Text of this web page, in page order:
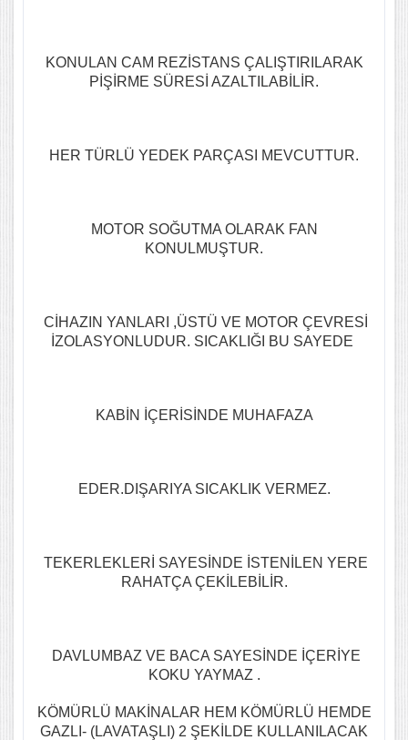
KONULAN CAM REZİSTANS ÇALIŞTIRILARAK
PİŞİRME SÜRESİ AZALTILABİLİR.
HER TÜRLÜ YEDEK PARÇASI MEVCUTTUR.
MOTOR SOĞUTMA OLARAK FAN
KONULMUŞTUR.
CİHAZIN YANLARI ,ÜSTÜ VE MOTOR ÇEVRESİ
İZOLASYONLUDUR. SICAKLIĞI BU SAYEDE
KABİN İÇERİSİNDE MUHAFAZA
EDER.DIŞARIYA SICAKLIK VERMEZ.
TEKERLEKLERİ SAYESİNDE İSTENİLEN YERE
RAHATÇA ÇEKİLEBİLİR.
DAVLUMBAZ VE BACA SAYESİNDE İÇERİYE
KOKU YAYMAZ .
KÖMÜRLÜ MAKİNALAR HEM KÖMÜRLÜ HEMDE
GAZLI- (LAVATAŞLI) 2 ŞEKİLDE KULLANILACAK